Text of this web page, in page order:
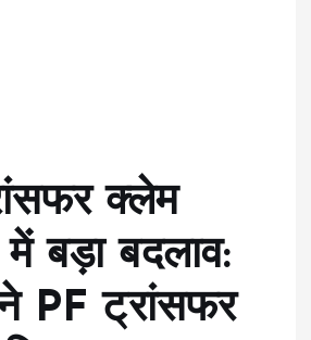
क्लेम
में बड़ा बदलाव:
PF ट्रांसफर